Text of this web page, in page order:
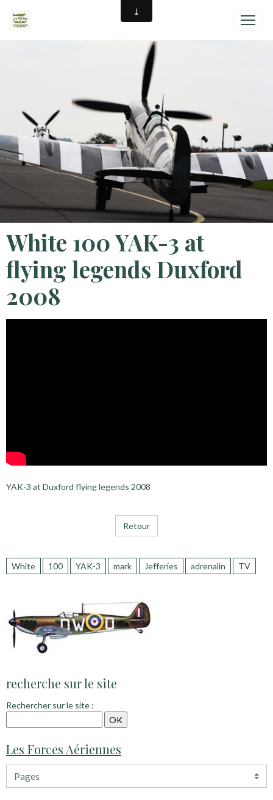
White 100 YAK-3 at
flying legends Duxford
2008
YAK-3 at Duxford flying legends 2008
Retour
White 100 YAK-3 mark Jefferies adrenalin TV
recherche sur le site
Rechercher sur le site :
Les Forces Aériennes